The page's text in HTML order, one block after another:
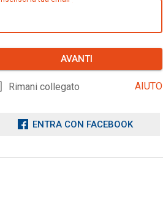
AVANTI
Rimani collegato AIUTO
ENTRA CON FACEBOOK